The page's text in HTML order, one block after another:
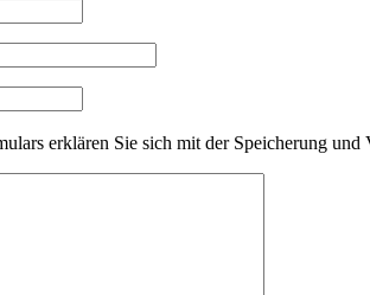
erklären Sie sich mit der Speicherung